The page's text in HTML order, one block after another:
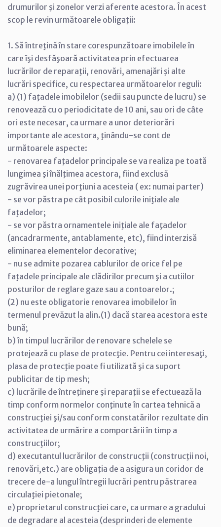
drumurilor şi zonelor verzi aferente acestora. În acest
scop le revin următoarele obligaţii:
1. Să întreţină în stare corespunzătoare imobilele în
care îşi desfăşoară activitatea prin efectuarea
lucrărilor de reparaţii, renovări, amenajări şi alte
lucrări specifice, cu respectarea următoarelor reguli:
a) (1) faţadele imobilelor (sedii sau puncte de lucru) se
renovează cu o periodicitate de 10 ani, sau ori de câte
ori este necesar, ca urmare a unor deteriorări
importante ale acestora, ţinându-se cont de
următoarele aspecte:
- renovarea faţadelor principale se va realiza pe toată
lungimea şi înălţimea acestora, fiind exclusă
zugrăvirea unei porţiuni a acesteia ( ex: numai parter)
- se vor păstra pe cât posibil culorile iniţiale ale
faţadelor;
- se vor păstra ornamentele iniţiale ale faţadelor
(ancadrarmente, antablamente, etc), fiind interzisă
eliminarea elementelor decorative;
- nu se admite pozarea cablurilor de orice fel pe
faţadele principale ale clădirilor precum şi a cutiilor
posturilor de reglare gaze sau a contoarelor.;
(2) nu este obligatorie renovarea imobilelor în
termenul prevăzut la alin.(1) dacă starea acestora este
bună;
b) în timpul lucrărilor de renovare schelele se
protejează cu plase de protecţie. Pentru cei interesaţi,
plasa de protecţie poate fi utilizată şi ca suport
publicitar de tip mesh;
c) lucrările de întreţinere şi reparaţii se efectuează la
timp conform normelor conţinute în cartea tehnică a
construcţiei şi/sau conform constatărilor rezultate din
activitatea de urmărire a comportării în timp a
construcţiilor;
d) executantul lucrărilor de construcţii (construcţii noi,
renovări,etc.) are obligaţia de a asigura un coridor de
trecere de-a lungul întregii lucrări pentru păstrarea
circulaţiei pietonale;
e) proprietarul construcţiei care, ca urmare a gradului
de degradare al acesteia (desprinderi de elemente